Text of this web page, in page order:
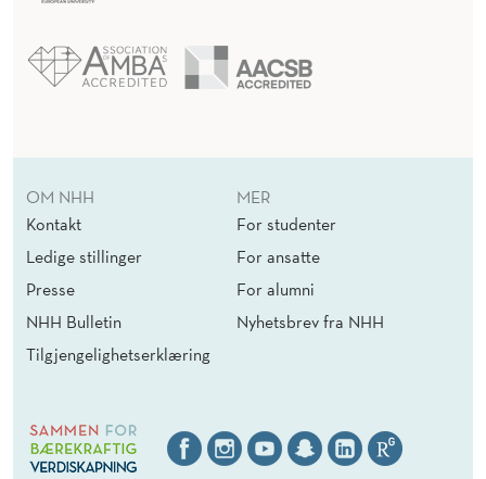
OM NHH
Kontakt
Ledige stillinger
Presse
NHH Bulletin
Tilgjengelighetserklæring
MER
For studenter
For ansatte
For alumni
Nyhetsbrev fra NHH